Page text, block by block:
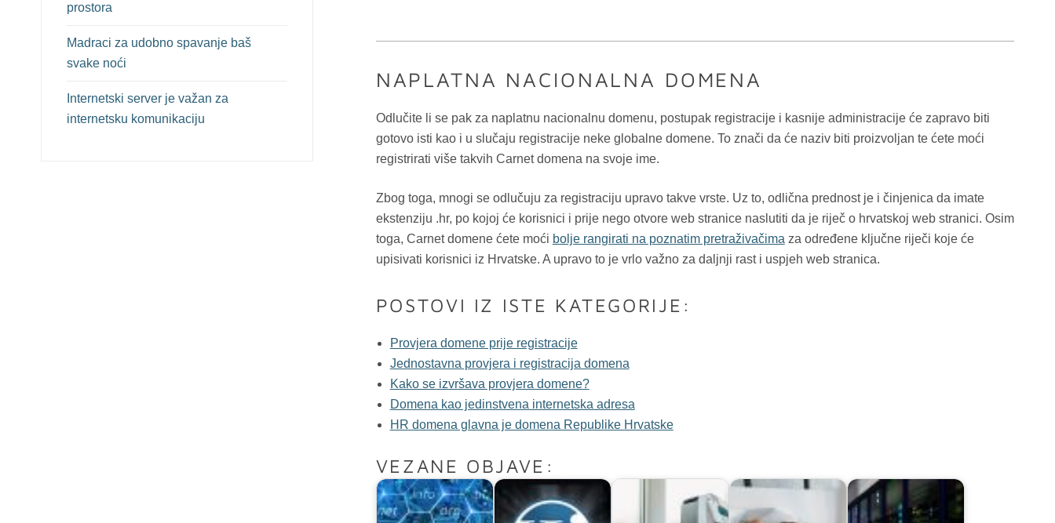
NAPLATNA NACIONALNA DOMENA
Odlučite li se pak za naplatnu nacionalnu domenu, postupak registracije i kasnije administracije će zapravo biti
gotovo isti kao i u slučaju registracije neke globalne domene. To znači da će naziv biti proizvoljan te ćete moći
registrirati više takvih Carnet domena na svoje ime.
Zbog toga, mnogi se odlučuju za registraciju upravo takve vrste. Uz to, odlična prednost je i činjenica da imate
ekstenziju .hr, po kojoj će korisnici i prije nego otvore web stranice naslutiti da je riječ o hrvatskoj web stranici. Osim
toga, Carnet domene ćete moći bolje rangirati na poznatim pretraživačima za određene ključne riječi koje će
upisivati korisnici iz Hrvatske. A upravo to je vrlo važno za daljnji rast i uspjeh web stranica.
POSTOVI IZ ISTE KATEGORIJE:
Provjera domene prije registracije
Jednostavna provjera i registracija domena
Kako se izvršava provjera domene?
Domena kao jedinstvena internetska adresa
HR domena glavna je domena Republike Hrvatske
VEZANE OBJAVE:
prostora
Madraci za udobno spavanje baš
svake noći
Internetski server je važan za
internetsku komunikaciju